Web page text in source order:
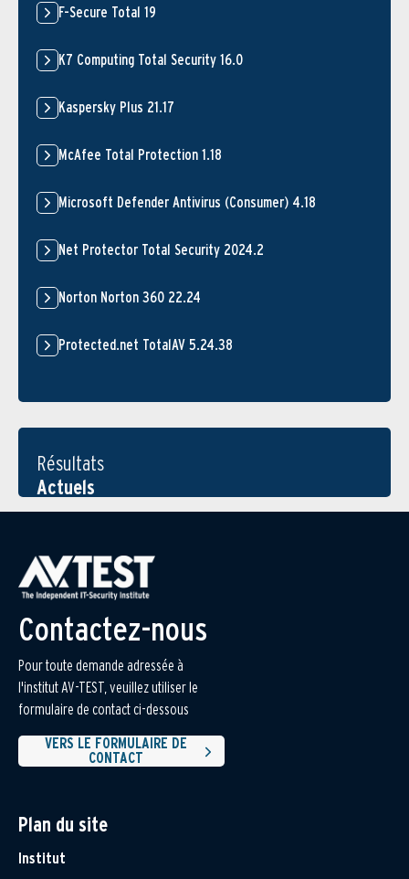
F-Secure Total 19
K7 Computing Total Security 16.0
Kaspersky Plus 21.17
McAfee Total Protection 1.18
Microsoft Defender Antivirus (Consumer) 4.18
Net Protector Total Security 2024.2
Norton Norton 360 22.24
Protected.net TotalAV 5.24.38
Résultats
Actuels
Contactez-nous
Pour toute demande adressée à
l'institut AV-TEST, veuillez utiliser le
formulaire de contact ci-dessous
VERS LE FORMULAIRE DE
CONTACT
Plan du site
Institut